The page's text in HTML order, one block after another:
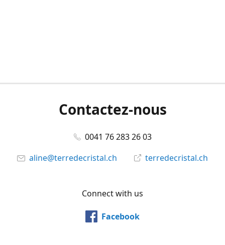
Contactez-nous
0041 76 283 26 03
aline@terredecristal.ch
terredecristal.ch
Connect with us
Facebook